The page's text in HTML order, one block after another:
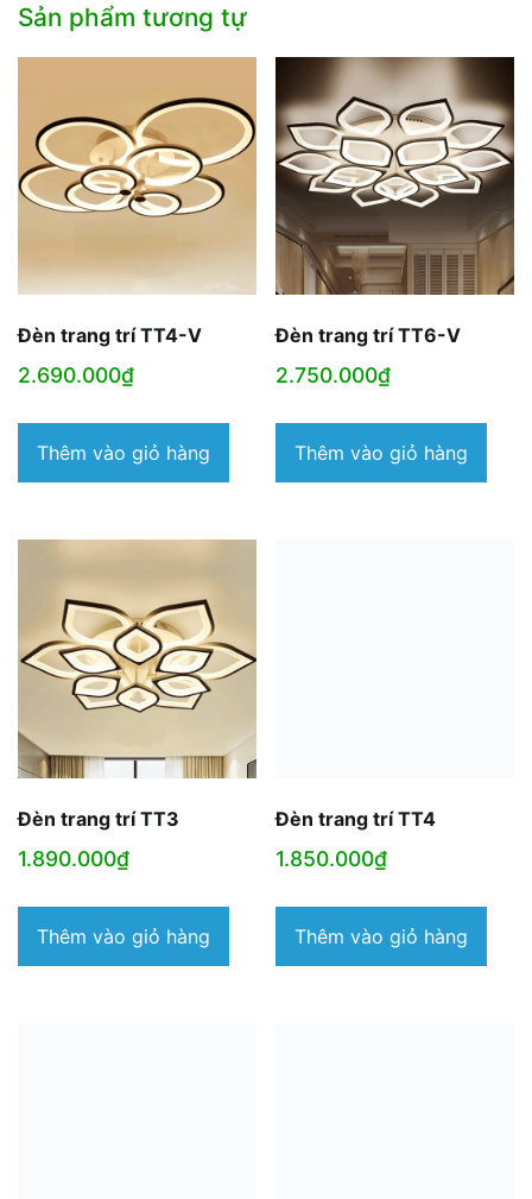
Sản phẩm tương tự
Đèn trang trí TT4-V
2.690.000₫
Thêm vào giỏ hàng
Đèn trang trí TT6-V
2.750.000₫
Thêm vào giỏ hàng
Đèn trang trí TT3
1.890.000₫
Thêm vào giỏ hàng
Đèn trang trí TT4
1.850.000₫
Thêm vào giỏ hàng